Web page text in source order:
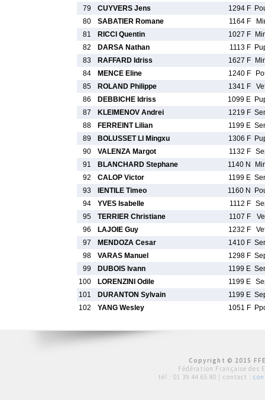
79
CUYVERS Jens 1294 F
80
SABATIER Romane 1164 F
81
RICCI Quentin 1027 F
82
DARSA Nathan 1113 F
83
RAFFARD Idriss 1627 F
84
MENCE Eline 1240 F
85
ROLAND Philippe 1341 F
86
DEBBICHE Idriss 1099 E
87
KLEIMENOV Andrei 1219 F
88
FERREINT Lilian 1199 E
89
BOLUSSET LI Mingxu 1306 F
90
VALENZA Margot 1132 F
91
BLANCHARD Stephane 1140 N
92
CALOP Victor 1199 E
93
IENTILE Timeo 1160 N
94
YVES Isabelle 1112 F
95
TERRIER Christiane 1107 F
96
LAJOIE Guy 1232 F
97
MENDOZA Cesar 1410 F
98
VARAS Manuel 1298 F
99
DUBOIS Ivann 1199 E
100
LORENZINI Odile 1199 E
101
DURANTON Sylvain 1199 E
102
YANG Wesley 1051 F
Copyright © 2015
Fédération Française des
tél : 01 39 44 65 80 | contact :